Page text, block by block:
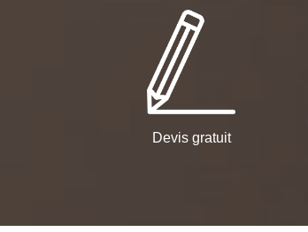
Devis gratuit